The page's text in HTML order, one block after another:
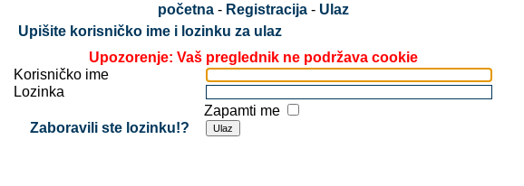
početna- Registracija- Ulaz
Upišite korisničko ime i lozinku za ulaz
Upozorenje: Vaš preglednik ne podržava cookie
Korisničko ime
Lozinka
Zapamti me
Zaboravili ste lozinku!?